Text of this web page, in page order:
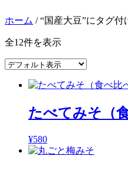
ホーム / “国産大豆”にタグ付
全12件を表示
たべてみそ（
¥580